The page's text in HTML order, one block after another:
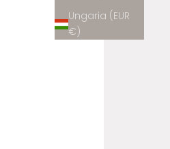
Ungaria (EUR
€)